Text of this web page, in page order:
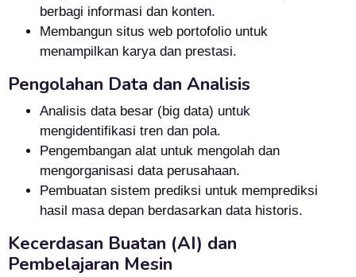
berbagi informasi dan konten.
Membangun situs web portofolio untuk
menampilkan karya dan prestasi.
Pengolahan Data dan Analisis
Analisis data besar (big data) untuk
mengidentifikasi tren dan pola.
Pengembangan alat untuk mengolah dan
mengorganisasi data perusahaan.
Pembuatan sistem prediksi untuk memprediksi
hasil masa depan berdasarkan data historis.
Kecerdasan Buatan (AI) dan
Pembelajaran Mesin